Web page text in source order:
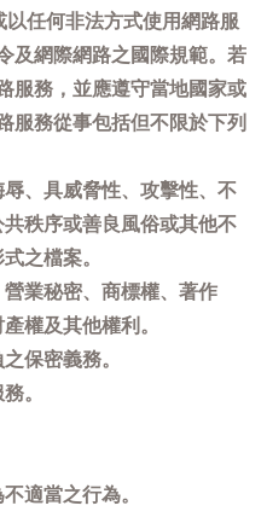
任何非法方式使用網路服
及網際網路之國際規範。若
服務，並應遵守當地國家或
服務從事包括但不限於下列
、具威脅性、攻擊性、不
秩序或善良風俗或其他不
之檔案。
業秘密、商標權、著作
權及其他權利。
保密義務。
。
適當之行為。